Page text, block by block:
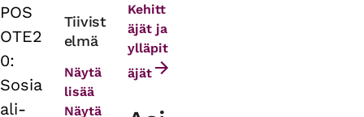
Primary
tabs
POS
OTE2
0:
Sosia
ali-
Tiivist
elmä
Näytä
lisää
Näytä
Kehitt
äjät ja
ylläpit
äjät